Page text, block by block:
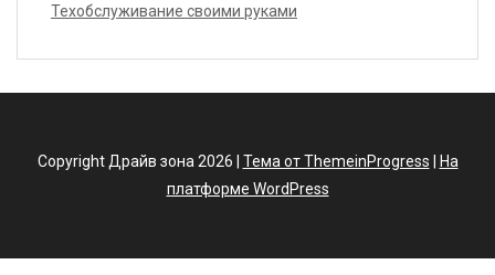
Техобслуживание своими руками
Copyright Драйв зона 2026 | Тема от ThemeinProgress
На
платформе WordPress